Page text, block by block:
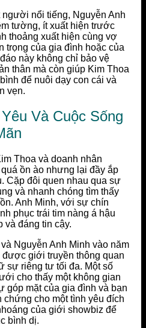
người nổi tiếng, Nguyễn Anh
tường, ít xuất hiện trước
thoảng xuất hiện cùng vợ
trọng của gia đình hoặc của
này không chỉ bảo vệ
thân mà còn giúp Kim Thoa
để nuôi dạy con cái và
vẹn.
Và Cuộc Sống
Thoa và doanh nhân
ồn ào nhưng lại đầy ắp
Cặp đôi quen nhau qua sự
và nhanh chóng tìm thấy
Anh Minh, với sự chín
phục trái tim nàng á hậu
và đáng tin cậy.
Nguyễn Anh Minh vào năm
giới truyền thông quan
sự riêng tư tối đa. Một số
cho thấy một không gian
góp mặt của gia đình và bạn
chứng cho một tình yêu đích
của giới showbiz để
bình dị.